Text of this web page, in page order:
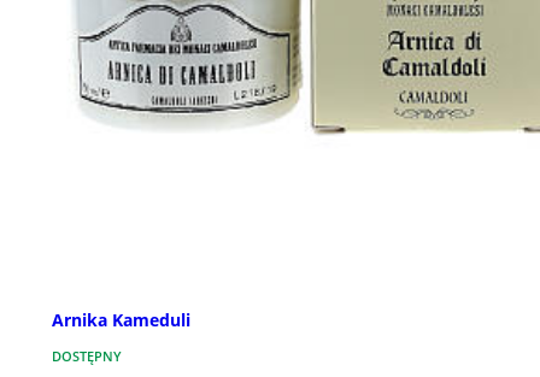
Arnika Kameduli
DOSTĘPNY